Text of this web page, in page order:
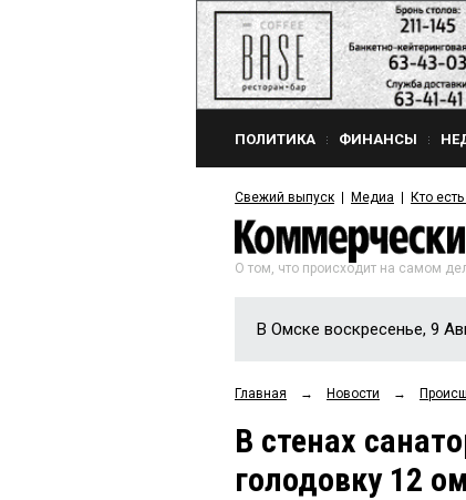
ПОЛИТИКА ФИНАНСЫ
Свежий выпуск Медиа Кто
О том, что происходит на самом
В Омске воскресенье, 9
Главная → Новости →
В стенах
голодовку 12